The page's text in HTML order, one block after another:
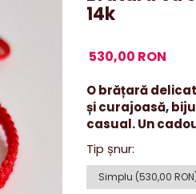
14k
530,00 RON
O brățară
și curajoasă,
casual. Un
Tip șnur: